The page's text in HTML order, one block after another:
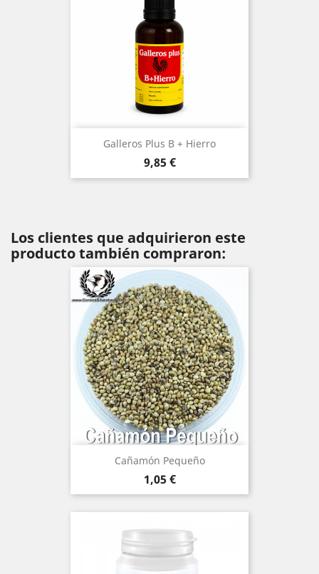
Galleros Plus B + Hierro
Precio
9,85 €
Los clientes que adquirieron este
producto también compraron:
Cañamón Pequeño
Precio
1,05 €